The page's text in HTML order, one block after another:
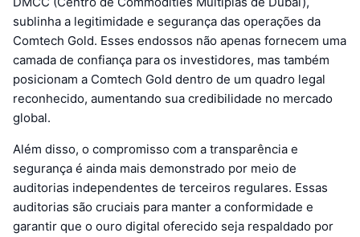
sublinha a legitimidade e segurança das operações da
Comtech Gold. Esses endossos não apenas fornecem uma
camada de confiança para os investidores, mas também
posicionam a Comtech Gold dentro de um quadro legal
reconhecido, aumentando sua credibilidade no mercado
global.
Além disso, o compromisso com a transparência e
segurança é ainda mais demonstrado por meio de
auditorias independentes de terceiros regulares. Essas
auditorias são cruciais para manter a conformidade e
garantir que o ouro digital oferecido seja respaldado por